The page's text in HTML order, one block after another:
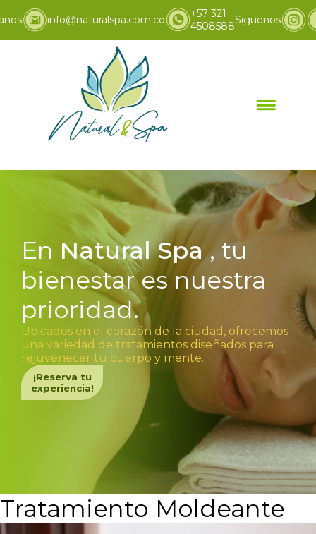
info@naturalspa.com.co
+57 321
4508588Siguenos
En Natural Spa, tu
bienestar es nuestra
prioridad.
Ubicados en el corazón de la ciudad, ofrecemos
una variedad de tratamientos diseñados para
rejuvenecer tu cuerpo y mente.
¡Reserva tu
experiencia!
Tratamiento Moldeante